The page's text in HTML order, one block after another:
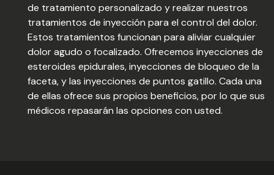
de tratamiento personalizado y realizar nuestros
tratamientos de inyección para el control del dolor.
Estos tratamientos funcionan para aliviar cualquier
dolor agudo o focalizado. Ofrecemos inyecciones de
esteroides epidurales, inyecciones de bloqueo de la
faceta, y las inyecciones de puntos gatillo. Cada una
de ellas ofrece sus propios beneficios, por lo que sus
médicos repasarán las opciones con usted.